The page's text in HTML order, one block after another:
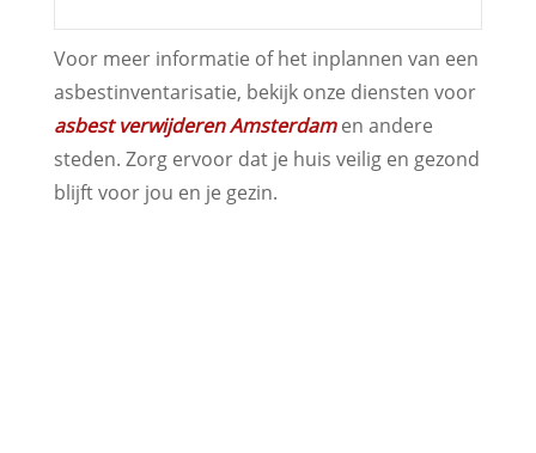
Voor meer informatie of het inplannen van een
asbestinventarisatie, bekijk onze diensten voor
asbest verwijderen Amsterdamen andere
steden. Zorg ervoor dat je huis veilig en gezond
blijft voor jou en je gezin.